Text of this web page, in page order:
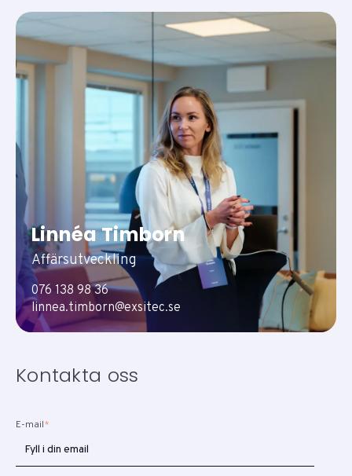
Linnéa Timborn
Affärsutveckling
076 138 98 36
linnea.timborn@exsitec.se
Kontakta oss
E-mail*